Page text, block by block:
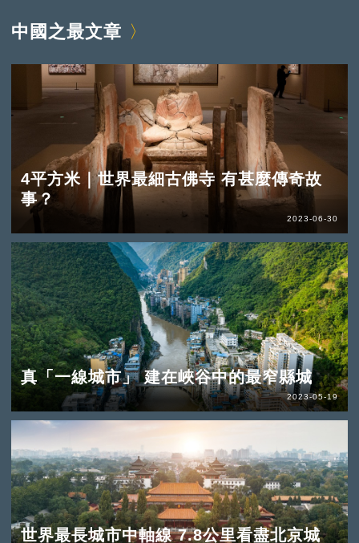
中國之最文章
4平方米｜世界最細古佛寺 有甚麼傳奇故
事？
2023-06-30
真「一線城市」 建在峽谷中的最窄縣城
2023-05-19
世界最長城市中軸線 7.8公里看盡北京城